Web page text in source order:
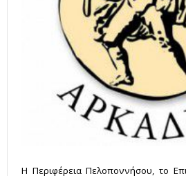
Η Περιφέρεια Πελοποννήσου, το